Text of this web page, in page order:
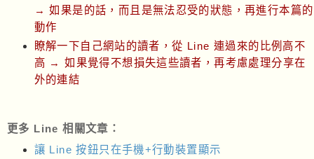
→ 如果是的話，而且是無法忍受的狀態，再進行本篇的
動作
瞭解一下自己網站的讀者，從 Line 連過來的比例高不
高 → 如果覺得不想損失這些讀者，再考慮處理分享在
外的連結
更多 Line 相關文章：
讓 Line 按鈕只在手機+行動裝置顯示